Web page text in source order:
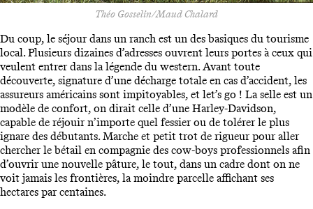
Théo Gosselin/Maud Chalard
Du coup, le séjour dans un ranch est un des basiques du tourisme
local. Plusieurs dizaines d’adresses ouvrent leurs portes à ceux qui
veulent entrer dans la légende du western. Avant toute
découverte, signature d’une décharge totale en cas d’accident, les
assureurs américains sont impitoyables, et let’s go ! La selle est un
modèle de confort, on dirait celle d’une Harley-Davidson,
capable de réjouir n’importe quel fessier ou de tolérer le plus
ignare des débutants. Marche et petit trot de rigueur pour aller
chercher le bétail en compagnie des cow-boys professionnels afin
d’ouvrir une nouvelle pâture, le tout, dans un cadre dont on ne
voit jamais les frontières, la moindre parcelle affichant ses
hectares par centaines.